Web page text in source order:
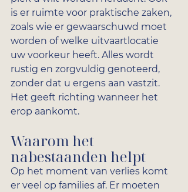
is er ruimte voor praktische zaken,
zoals wie er gewaarschuwd moet
worden of welke uitvaartlocatie
uw voorkeur heeft. Alles wordt
rustig en zorgvuldig genoteerd,
zonder dat u ergens aan vastzit.
Het geeft richting wanneer het
erop aankomt.
Waarom het
nabestaanden helpt
Op het moment van verlies komt
er veel op families af. Er moeten